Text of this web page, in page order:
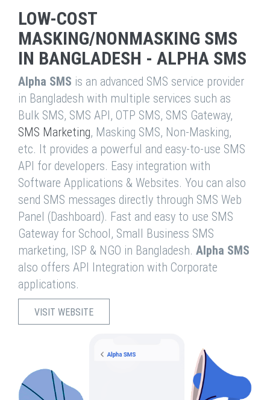
LOW-COST
MASKING/NONMASKING SMS
IN BANGLADESH - ALPHA SMS
Alpha SMS is an advanced SMS service provider
in Bangladesh with multiple services such as
Bulk SMS, SMS API, OTP SMS, SMS Gateway,
SMS Marketing, Masking SMS, Non-Masking,
etc. It provides a powerful and easy-to-use SMS
API for developers. Easy integration with
Software Applications & Websites. You can also
send SMS messages directly through SMS Web
Panel (Dashboard). Fast and easy to use SMS
Gateway for School, Small Business SMS
marketing, ISP & NGO in Bangladesh. Alpha SMS
also offers API Integration with Corporate
applications.
VISIT WEBSITE